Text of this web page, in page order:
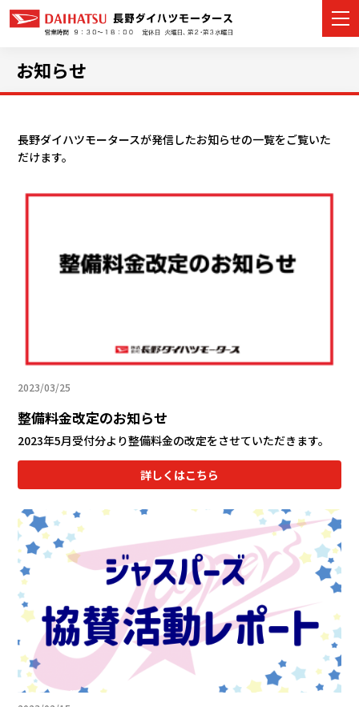
会社情報
リコ
お問
お知らせ
長野ダイハツモータースが発信したお知らせの一覧をご覧いた
だけます。
2023/03/25
整備料金改定のお知らせ
2023年5月受付分より整備料金の改定をさせていただきます。
詳しくはこちら